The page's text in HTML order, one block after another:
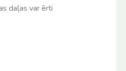
daļas var ērti